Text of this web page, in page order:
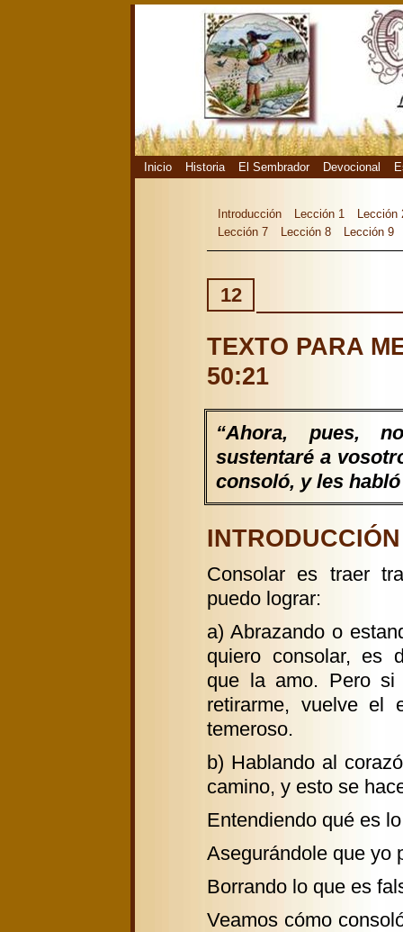
Inicio Historia El Sembrador Devocional
Introducción Lección 1
Lección
Lección 7
Lección 8 Lección 9
12
TEXTO PARA
50:21
“Ahora, pues,
sustentaré a
consoló, y les
Consolar es traer
puedo lograr:
a) Abrazando o
quiero consolar, es
que la amo. Pero
retirarme, vuelve el
temeroso.
b) Hablando al
camino, y esto se
Entendiendo qué es
Asegurándole que yo
Borrando lo que es
Veamos cómo